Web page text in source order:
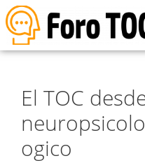
El TOC
ogico